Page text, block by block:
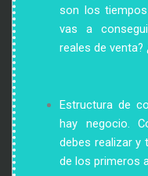
son los
vas a
reales de
Estructura de
hay negocio.
debes realizar y
de los primeros